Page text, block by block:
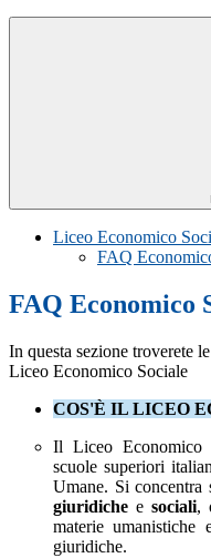
Liceo Economico
FAQ
FAQ Economico
In questa sezione troverete
Liceo Economico Sociale
COS'È IL LICEO
Il Liceo
scuole superiori
Umane. Si
giuridiche e sociali,
materie umanistiche
giuridiche.